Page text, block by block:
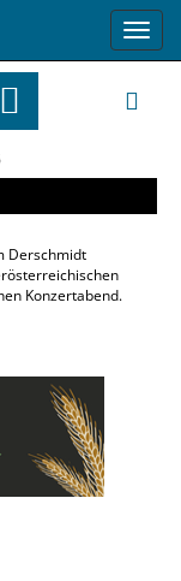
Derschmidt
Konzertabend.